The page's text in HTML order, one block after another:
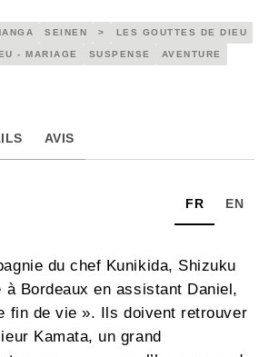
SEINEN > LES GOUTTES DE DIEU
- MARIAGE SUSPENSE AVENTURE
AVIS
FR EN
du chef Kunikida, Shizuku
à Bordeaux en assistant Daniel,
fin de vie ». Ils doivent retrouver
Kamata, un grand